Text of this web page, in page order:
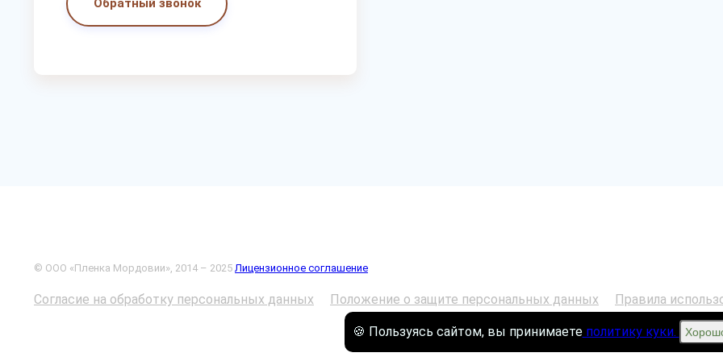
© ООО «Пленка Мордовии», 2014 – 2025 Лицензионное соглашение
Согласие на обработку персональных данных Положение о защите персональных данных Правила
🍪 Пользуясь сайтом, вы принимаетеполитику куки.